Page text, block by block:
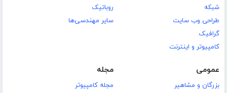
شبکه
طراحی وب سایت
گرافیک
کامپیوتر و اینترنت
روباتیک
سایر مهندسی‌ها
عمومی
بزرگان و مشاهیر
مجله
مجله کامپیوتر